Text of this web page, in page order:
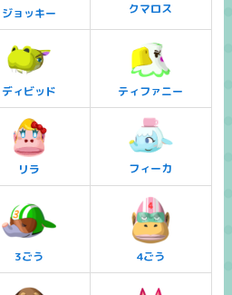
ジョッキー クマロス
ディビッド ティファニー
リラ フィーカ
3ごう 4ごう